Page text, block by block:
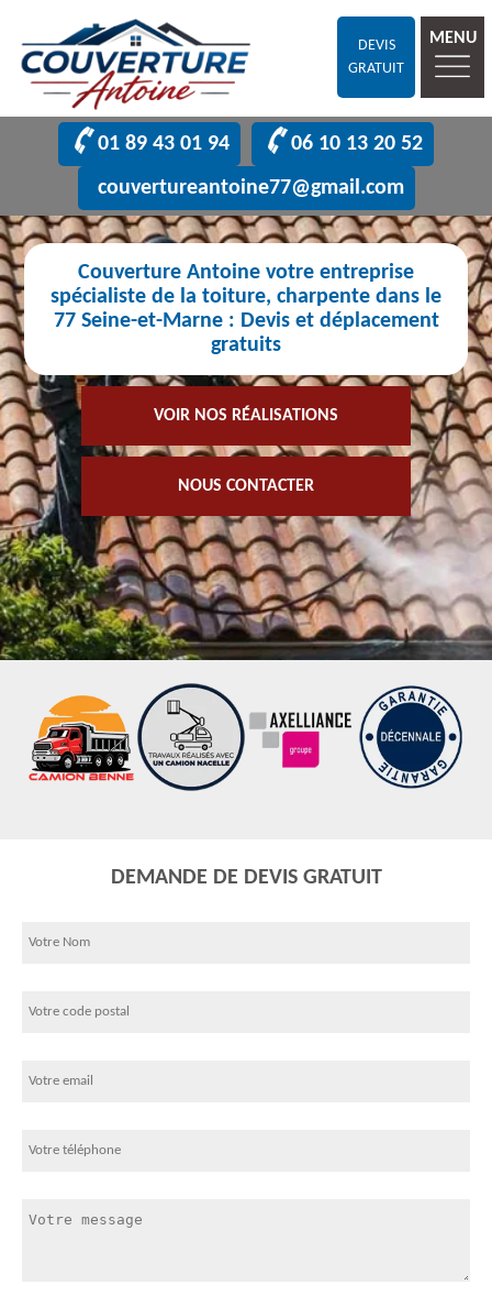
DEVIS
GRATUIT
MENU
01 89 43 01 94
06 10 13 20 52
couvertureantoine77@gmail.com
Couverture Antoine votre entreprise
spécialiste de la toiture, charpente dans le
77 Seine-et-Marne : Devis et déplacement
gratuits
VOIR NOS RÉALISATIONS
NOUS CONTACTER
DEMANDE DE DEVIS GRATUIT